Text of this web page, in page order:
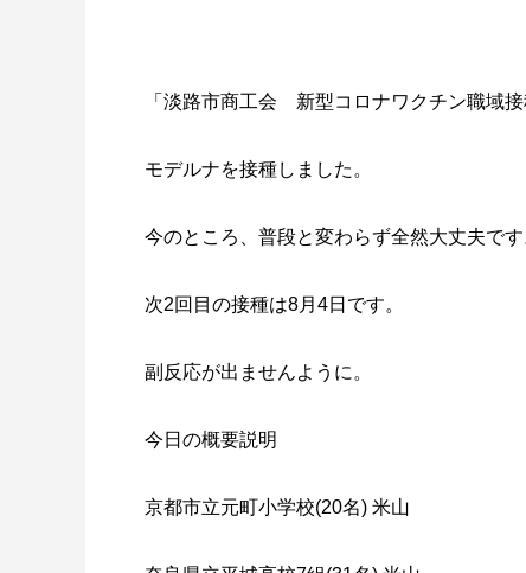
「淡路市商工会 新型コロナワクチン職域接
モデルナを接種しました。
今のところ、普段と変わらず全然大丈夫です
次2回目の接種は8月4日です。
副反応が出ませんように。
今日の概要説明
京都市立元町小学校(20名) 米山